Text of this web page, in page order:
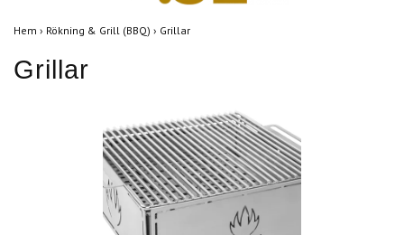
Hem › Rökning & Grill (BBQ) › Grillar
Grillar